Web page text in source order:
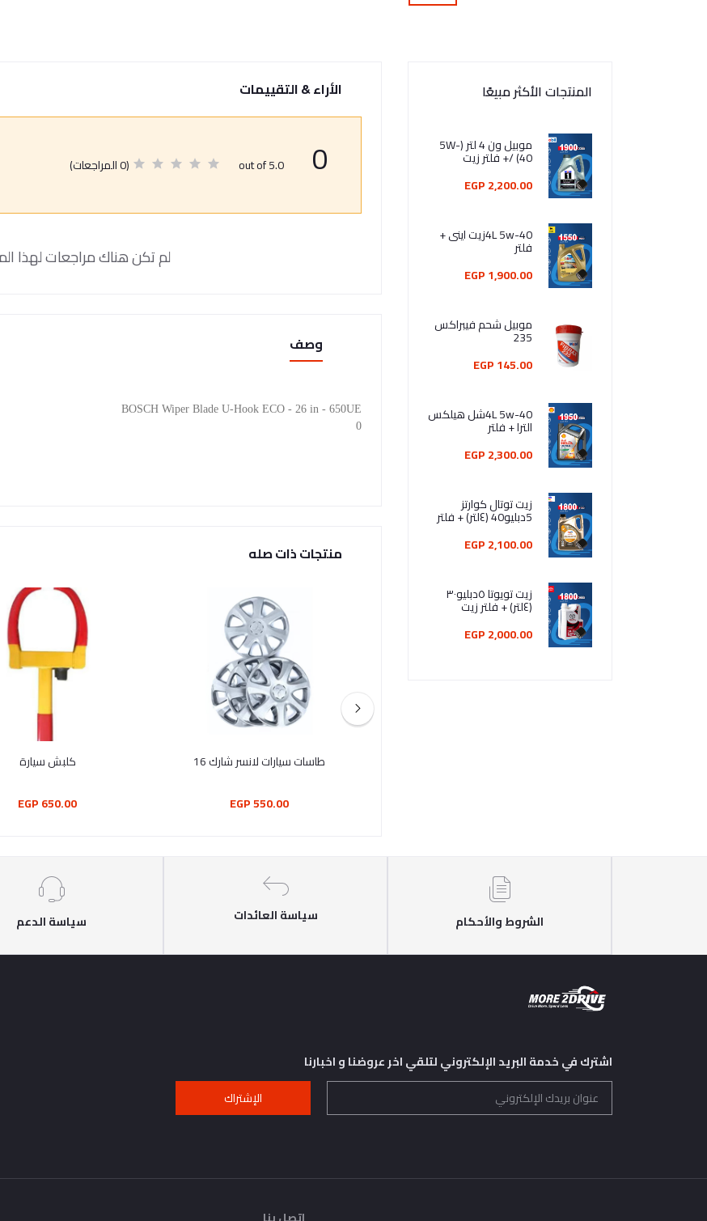
المنتجات الأكثر مبيعًا
موبيل ون 4 لتر (5W-
40) /+ فلتر زيت
2,200.00 EGP
4L 5w-40زيت اينى +
فلتر
1,900.00 EGP
موبيل شحم فيبراكس
235
145.00 EGP
4L 5w-40شل هيلكس
الترا + فلتر
2,300.00 EGP
زيت توتال كوارتز
5دبليو40 (٤لتر) + فلتر
زيت
2,100.00 EGP
زيت تويوتا ٥دبليو٣٠
(٤لتر) + فلتر زيت
2,000.00 EGP
الأراء & التقييمات
0
out of 5.0 (0 المراجعات)
لم تكن هناك مراجعات لهذا
وصف
BOSCH Wiper Blade U-Hook ECO - 26 in - 650UE
0
منتجات ذات صله
طاسات سيارات لانسر شارك 16
550.00 EGP
كلبش سيارة
650.00 EGP
الشروط والأحكام سياسة العائدات سياسة الدعم
اشترك في خدمة البريد الإلكتروني لتلقي اخر عروضنا و اخبارنا
الإشتراك